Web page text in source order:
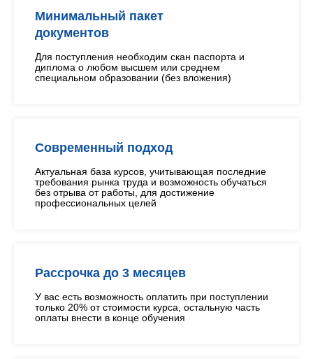
Минимальный пакет
документов
Для поступления необходим скан паспорта и
диплома о любом высшем или среднем
специальном образовании (без вложения)
Современный подход
Актуальная база курсов, учитывающая последние
требования рынка труда и возможность обучаться
без отрыва от работы, для достижение
профессиональных целей
Рассрочка до 3 месяцев
У вас есть возможность оплатить при поступлении
только 20% от стоимости курса, остальную часть
оплаты внести в конце обучения